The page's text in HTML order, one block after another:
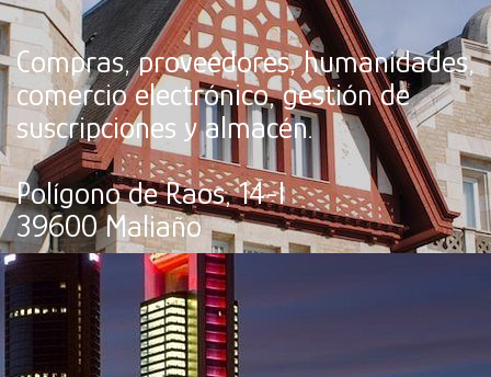
Compras, proveedores, humanidades,
comercio electrónico, gestión de
suscripciones y almacén.
Polígono de Raos, 14-I
39600 Maliaño